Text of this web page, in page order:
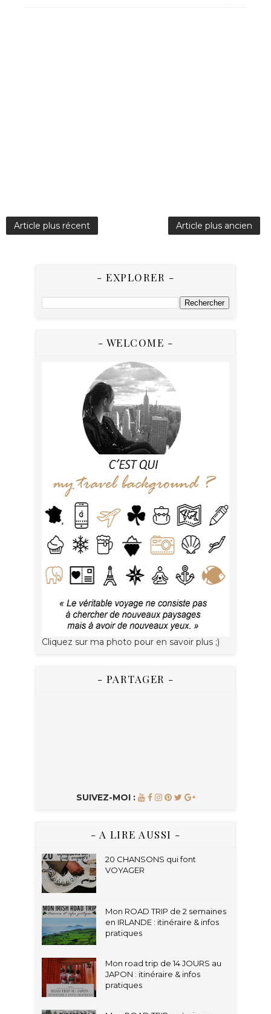
Article plus récent Article plus ancien
- EXPLORER -
- WELCOME -
Cliquez sur ma photo pour en savoir plus ;)
- PARTAGER -
SUIVEZ-MOI :
- A LIRE AUSSI -
20 CHANSONS qui font
VOYAGER
Mon ROAD TRIP de 2 semaines
en IRLANDE : itinéraire & infos
pratiques
Mon road trip de 14 JOURS au
JAPON : itinéraire & infos
pratiques